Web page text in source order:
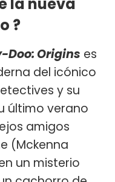
?
Doo: Origins es
del icónico
y su
último verano
amigos
(Mckenna
un misterio